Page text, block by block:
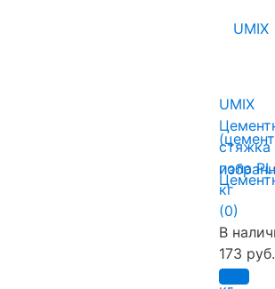
UMIX
стяжка
пола
кг
(0)
В
173 руб.